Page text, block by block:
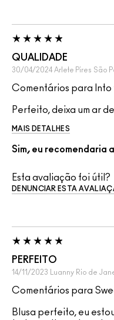
QUALIDADE
30/04/2024 Arlete Pires São
Comentários para Into
Perfeito, deixa um ar
MAIS DETALHES
Sim, eu recomendaria
Esta avaliação foi útil?
DENUNCIAR ESTA
PERFEITO
14/11/2023 Luanny Rio de
Comentários para
Blusa perfeito, eu